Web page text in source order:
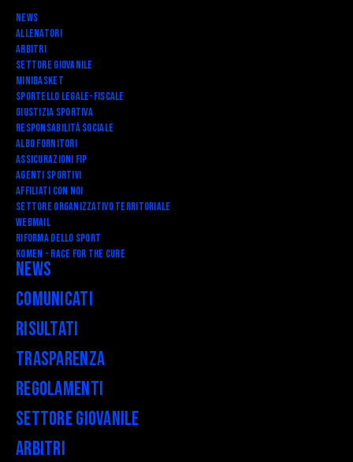
News
Allenatori
Arbitri
Settore Giovanile
Minibasket
SPORTELLO LEGALE-FISCALE
Giustizia Sportiva
Responsabilità Sociale
Albo fornitori
Assicurazioni FIP
Agenti Sportivi
Affiliati con noi
Settore Organizzativo Territoriale
Webmail
RIFORMA DELLO SPORT
Komen - Race for the Cure
News
Comunicati
Risultati
Trasparenza
Regolamenti
Settore Giovanile
Arbitri